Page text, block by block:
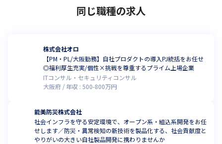
同じ職種の求人
株式会社オロ
【PM・PL/大阪勤務】自社プロダクトの導入PJ統括をお任せ
◎福利厚生充実/個性×挑戦を尊重するプライム上場企業
ITコンサル・セキュリティコンサル
大阪府
年収 :500-800万円
能美防災株式会社
社会インフラを守る安定環境で、オープン系・組込系開発をお任
せします／防災・異常検知の新技術を製品化する、社会貢献度と
やりがいの大きい自社製品開発に携わりませんか